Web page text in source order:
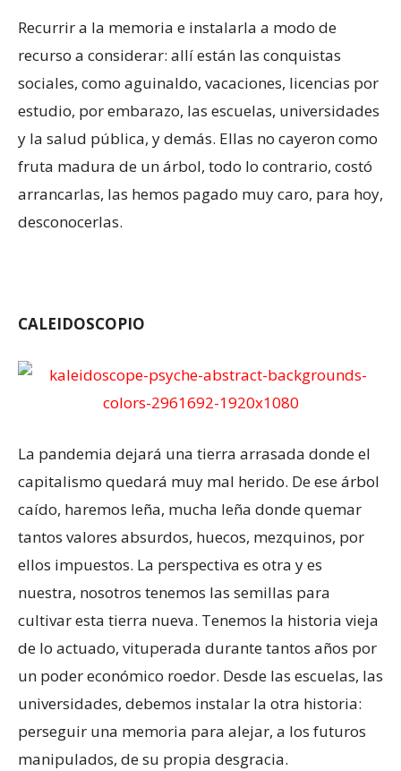
Recurrir a la memoria e instalarla a modo de
recurso a considerar: allí están las conquistas
sociales, como aguinaldo, vacaciones, licencias por
estudio, por embarazo, las escuelas, universidades
y la salud pública, y demás. Ellas no cayeron como
fruta madura de un árbol, todo lo contrario, costó
arrancarlas, las hemos pagado muy caro, para hoy,
desconocerlas.
CALEIDOSCOPIO
La pandemia dejará una tierra arrasada donde el
capitalismo quedará muy mal herido. De ese árbol
caído, haremos leña, mucha leña donde quemar
tantos valores absurdos, huecos, mezquinos, por
ellos impuestos. La perspectiva es otra y es
nuestra, nosotros tenemos las semillas para
cultivar esta tierra nueva. Tenemos la historia vieja
de lo actuado, vituperada durante tantos años por
un poder económico roedor. Desde las escuelas, las
universidades, debemos instalar la otra historia:
perseguir una memoria para alejar, a los futuros
manipulados, de su propia desgracia.